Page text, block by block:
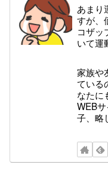
あまり
すが、
コザッ
いて運
家族や
ている
なたに
WEB
子、略